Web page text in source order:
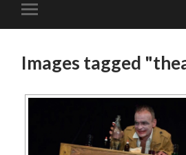
Images tagged